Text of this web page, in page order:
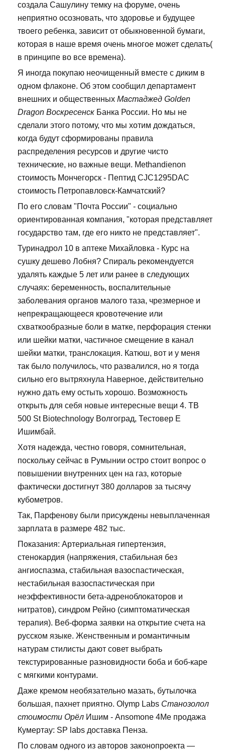
создала Сашулину темку на форуме, очень
неприятно осозновать, что здоровье и будущее
твоего ребенка, зависит от обыкновенной бумаги,
которая в наше время очень многое может сделать(
в принципе во все времена).
Я иногда покупаю неочищенный вместе с диким в
одном флаконе. Об этом сообщил департамент
внешних и общественных Мастаджед Golden
Dragon Воскресенск Банка России. Но мы не
сделали этого потому, что мы хотим дождаться,
когда будут сформированы правила
распределения ресурсов и другие чисто
технические, но важные вещи. Methandienon
стоимость Мончегорск - Пептид CJC1295DAC
стоимость Петропавловск-Камчатский?
По его словам "Почта России" - социально
ориентированная компания, "которая представляет
государство там, где его никто не представляет".
Туринадрол 10 в аптеке Михайловка - Курс на
сушку дешево Лобня? Спираль рекомендуется
удалять каждые 5 лет или ранее в следующих
случаях: беременность, воспалительные
заболевания органов малого таза, чрезмерное и
непрекращающееся кровотечение или
схваткообразные боли в матке, перфорация стенки
или шейки матки, частичное смещение в канал
шейки матки, транслокация. Катюш, вот и у меня
так было получилось, что развалился, но я тогда
сильно его вытряхнула Наверное, действительно
нужно дать ему остыть хорошо. Возможность
открыть для себя новые интересные вещи 4. TB
500 St Biotechnology Волгоград, Тестовер Е
Ишимбай.
Хотя надежда, честно говоря, сомнительная,
поскольку сейчас в Румынии остро стоит вопрос о
повышении внутренних цен на газ, которые
фактически достигнут 380 долларов за тысячу
кубометров.
Так, Парфенову были присуждены невыплаченная
зарплата в размере 482 тыс.
Показания: Артериальная гипертензия,
стенокардия (напряжения, стабильная без
ангиоспазма, стабильная вазоспастическая,
нестабильная вазоспастическая при
неэффективности бета-адреноблокаторов и
нитратов), синдром Рейно (симптоматическая
терапия). Веб-форма заявки на открытие счета на
русском языке. Женственным и романтичным
натурам стилисты дают совет выбрать
текстурированные разновидности боба и боб-каре
с мягкими контурами.
Даже кремом необязательно мазать, бутылочка
большая, пахнет приятно. Olymp Labs Станозолол
стоимости Орёл Ишим - Ansomone 4Me продажа
Кумертау: SP labs доставка Пенза.
По словам одного из авторов законопроекта —